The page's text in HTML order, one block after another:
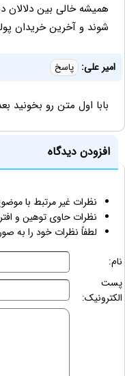
همیشه خالی بین
شوند و آخرین خریدان
امیر علی: پاسخ
بابا اول متن رو بخونيد
افزودن دیدگاه
نظرات غیر مرتبط با
نظرات حاوی توهین و
لطفاً نظرات خود را به
نام:
پست
الکترونیک: